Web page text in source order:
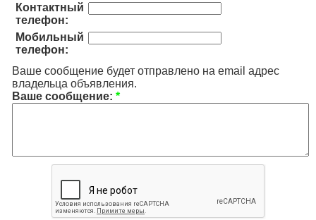
Контактный
телефон:
Мобильный
телефон:
Ваше сообщение будет отправлено на email адрес
владельца объявления.
Ваше сообщение: *